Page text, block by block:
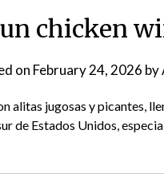
chicken
on February 24, 2026 by
alitas jugosas y picantes,
de Estados Unidos,